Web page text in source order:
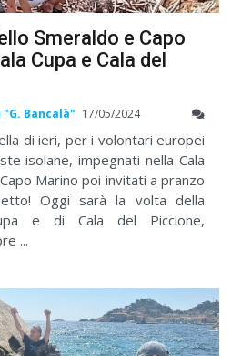
Smeraldo e Capo
Cupa e Cala del
Bancalà" 17/05/2024
di ieri, per i volontari europei
isolane, impegnati nella Cala
Marino poi invitati a pranzo
Oggi sarà la volta della
e di Cala del Piccione,
...